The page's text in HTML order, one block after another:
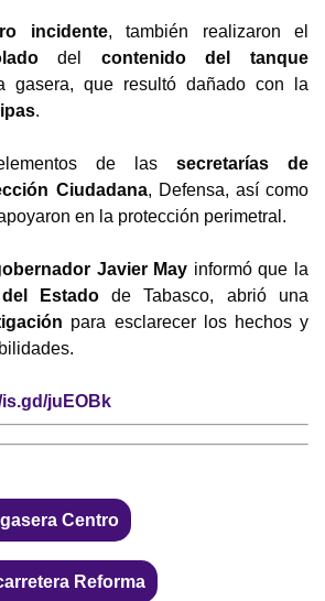
incidente, también realizaron el
del contenido del tanque
gasera, que resultó dañado con la
.
de las secretarías de
Ciudadana, Defensa, así como
en la protección perimetral.
Javier May informó que la
Estadode Tabasco, abrió una
para esclarecer los hechos y
juEOBk
Centro
Reforma